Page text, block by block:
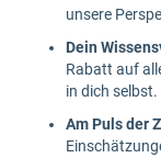
unsere
Dein
Rabatt auf
in dich selbst.
Am Puls der